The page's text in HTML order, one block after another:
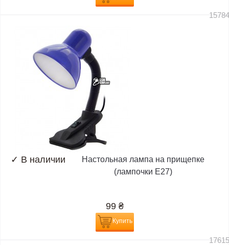
✓ В наличии
Настольная лампа на прищепке
(лампочки E27)
99 ₴
Купить